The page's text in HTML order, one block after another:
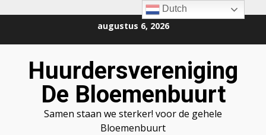
inhoud
augustus 6, 2026
Huurdersvereniging
De Bloemenbuurt
Samen staan we sterker! voor de gehele
Bloemenbuurt
Dutch